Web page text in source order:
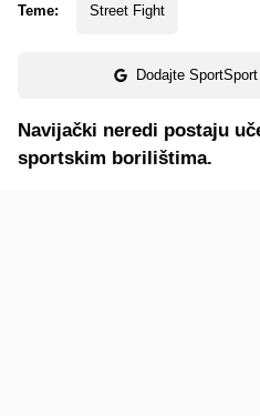
Teme: Street Fight
Dodajte
Navijački neredi postaju
sportskim borilištima.